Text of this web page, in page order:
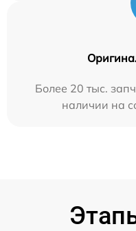
Более 20 тыс.
наличии на